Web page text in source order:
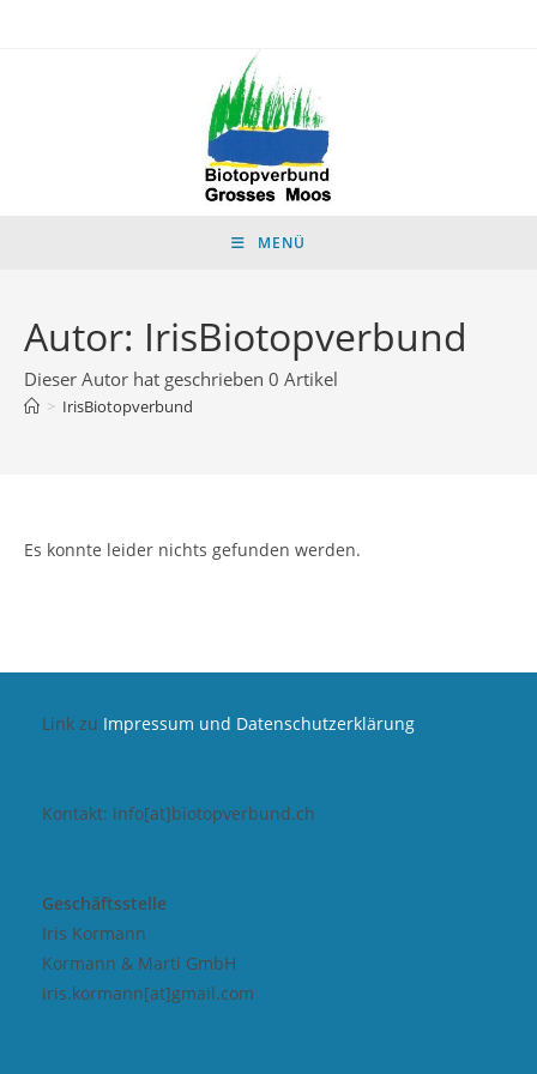
MENÜ
Autor: IrisBiotopverbund
Dieser Autor hat geschrieben 0 Artikel
> IrisBiotopverbund
Es konnte leider nichts gefunden werden.
Link zu Impressum und Datenschutzerklärung
Kontakt: info[at]biotopverbund.ch
Geschäftsstelle
Iris Kormann
Kormann & Marti GmbH
iris.kormann[at]gmail.com